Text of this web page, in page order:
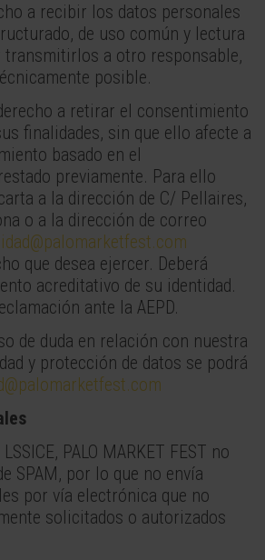
a recibir los datos personales
de uso común y lectura
transmitirlos a otro responsable,
posible.
a retirar el consentimiento
finalidades, sin que ello afecte a
basado en el
previamente. Para ello
a la dirección de C/ Pellaires,
o a la dirección de correo
que desea ejercer. Deberá
acreditativo de su identidad.
ante la AEPD.
de duda en relación con nuestra
y protección de datos se podrá
PALO MARKET FEST no
SPAM, por lo que no envía
por vía electrónica que no
solicitados o autorizados